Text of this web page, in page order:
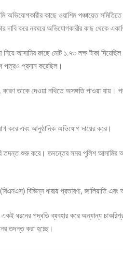
কাছে ওয়াশিম পঞ্চায়েত
দাবি করে নবঘরে অভিযোগকারীর কাছ থেকে
নিয়ে আসামির কাছে মোট ১.৭৩ লক্ষ টাকা
পত্রও প্রদান করেছিল।
তাকে দেওয়া নথিতে অসঙ্গতি পাওয়া যায়।
করে এবং আনুষ্ঠানিক অভিযোগ দায়ের করে।
তদন্ত শুরু করে। তদন্তের সময় পুলিশ আসামির
বিভিন্ন ধারায় প্রতারণা, জালিয়াতি
ধরনের পদ্ধতি ব্যবহার করে অন্যান্য
তদন্ত করা হচ্ছে।